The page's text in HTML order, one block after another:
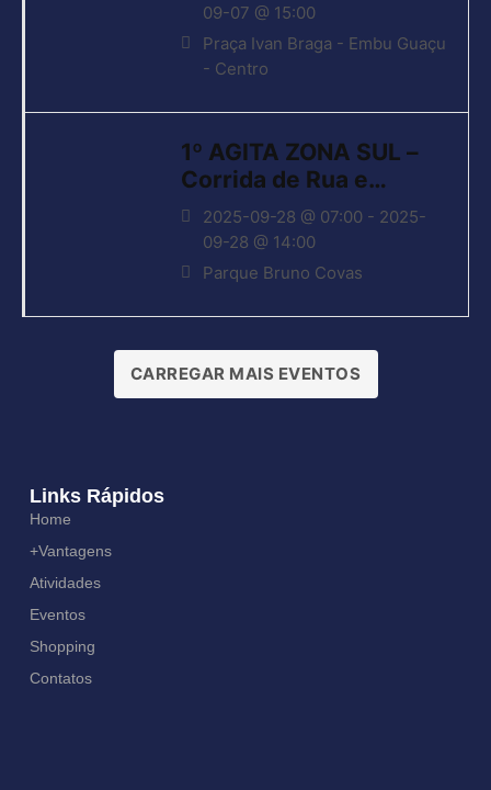
09-07 @ 15:00
Praça Ivan Braga - Embu Guaçu
- Centro
1º AGITA ZONA SUL –
Corrida de Rua e
Caminhada
2025-09-28 @ 07:00 - 2025-
09-28 @ 14:00
Parque Bruno Covas
CARREGAR MAIS EVENTOS
Links Rápidos
Home
+Vantagens
Atividades
Eventos
Shopping
Contatos